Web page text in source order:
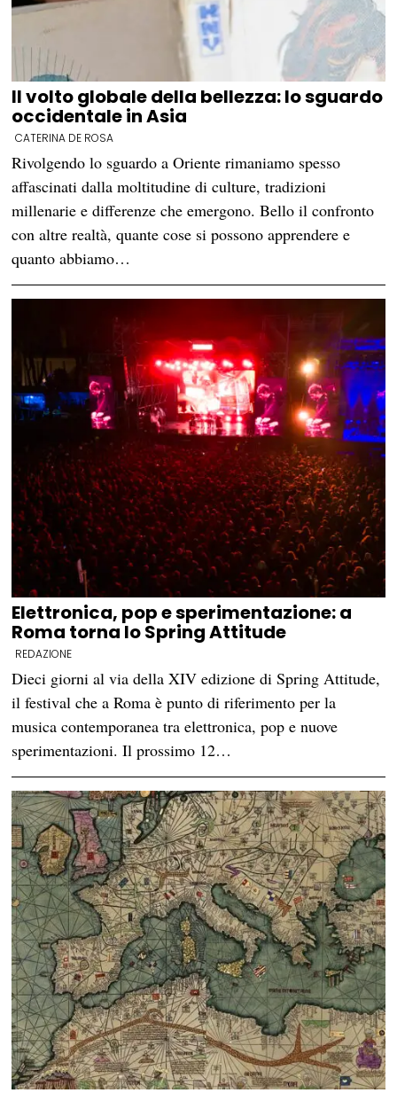
Il volto globale della bellezza: lo sguardo
occidentale in Asia
CATERINA DE ROSA
Rivolgendo lo sguardo a Oriente rimaniamo spesso
affascinati dalla moltitudine di culture, tradizioni
millenarie e differenze che emergono. Bello il confronto
con altre realtà, quante cose si possono apprendere e
quanto abbiamo…
Elettronica, pop e sperimentazione: a
Roma torna lo Spring Attitude
REDAZIONE
Dieci giorni al via della XIV edizione di Spring Attitude,
il festival che a Roma è punto di riferimento per la
musica contemporanea tra elettronica, pop e nuove
sperimentazioni. Il prossimo 12…